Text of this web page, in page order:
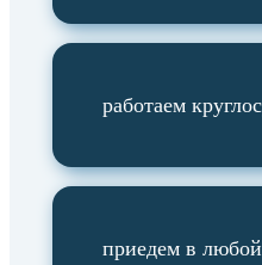
работаем
приедем в